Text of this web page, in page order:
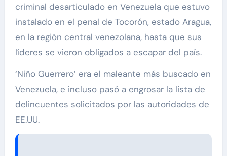
criminal desarticulado en Venezuela que estuvo
instalado en el penal de Tocorón, estado Aragua,
en la región central venezolana, hasta que sus
líderes se vieron obligados a escapar del país.
‘Niño Guerrero’ era el maleante más buscado en
Venezuela, e incluso pasó a engrosar la lista de
delincuentes solicitados por las autoridades de
EE.UU.